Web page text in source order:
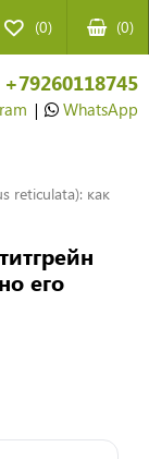
(0) (0)
+79260118745
| WhatsApp
reticulata): как
его